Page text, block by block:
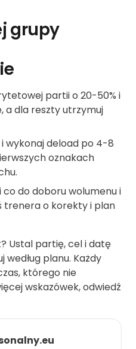
grupy
partii o 20-50% i
a dla reszty utrzymuj
wykonaj deload po 4-8
oznakach
do doboru wolumenu i
trenera o korekty i plan
Ustal partię, cel i datę
planu. Każdy
którego nie
wskazówek, odwiedź